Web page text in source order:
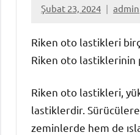
Şubat 23, 2024 admin
Riken oto lastikleri
Riken oto lastiklerinin
Riken oto lastikleri,
lastiklerdir.
zeminlerde hem de